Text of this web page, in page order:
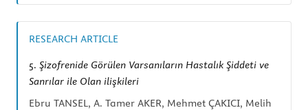
RESEARCH ARTICLE
5. Şizofrenide Görülen Varsanıların Hastalık Şiddeti ve
Sanrılar ile Olan ilişkileri
Ebru TANSEL, A. Tamer AKER, Mehmet ÇAKICI, Melih